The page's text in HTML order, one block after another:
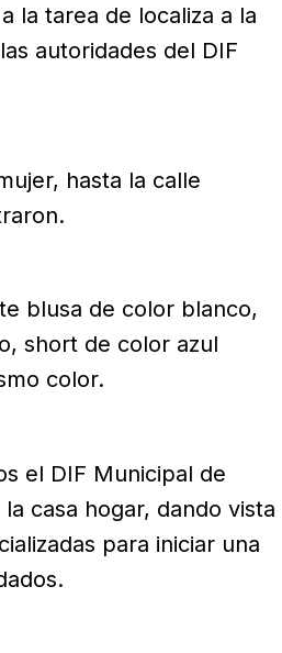
la tarea de localiza a la
autoridades del DIF
hasta la calle
blusa de color blanco,
short de color azul
color.
el DIF Municipal de
casa hogar, dando vista
para iniciar una